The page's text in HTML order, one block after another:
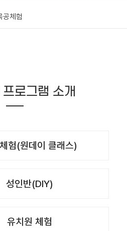
공체험
로그램 소개
험(원데이 클래스)
성인반(DIY)
유치원 체험